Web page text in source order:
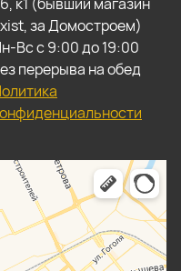
за Домостроем)
Вс с 9:00 до 19:00
перерыва на обед